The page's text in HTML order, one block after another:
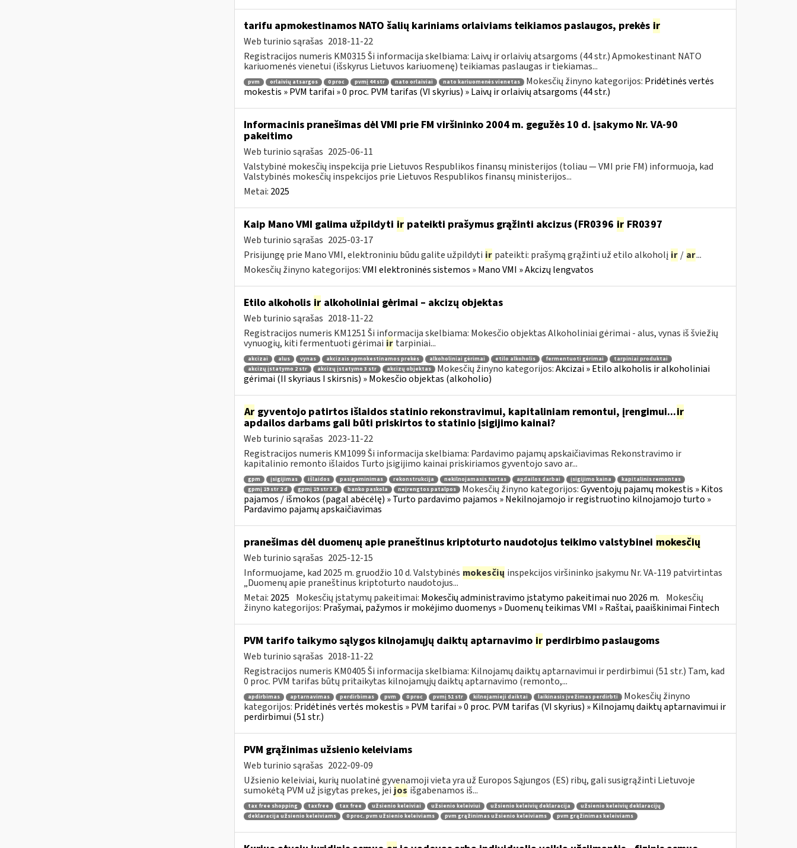
tarifu apmokestinamos NATO šalių kariniams orlaiviams teikiamos paslaugos, prekės ir
Web turinio sąrašas 2018-11-22
Registracijos numeris KM0315 Ši informacija skelbiama: Laivų ir orlaivių atsargoms (44 str.) Apmokestinant NATO
kariuomenės vienetui (išskyrus Lietuvos kariuomenę) teikiamas paslaugas ir tiekiamas...
pvm orlaivių atsargos 0 proc pvmį 44 str nato orlaiviai nato kariuomenės vienetas Mokesčių žinyno kategorijos: Pridėtinės vertės
mokestis » PVM tarifai » 0 proc. PVM tarifas (VI skyrius) » Laivų ir orlaivių atsargoms (44 str.)
Informacinis pranešimas dėl VMI prie FM viršininko 2004 m. gegužės 10 d. įsakymo Nr. VA-90
pakeitimo
Web turinio sąrašas 2025-06-11
Valstybinė mokesčių inspekcija prie Lietuvos Respublikos finansų ministerijos (toliau ― VMI prie FM) informuoja, kad
Valstybinės mokesčių inspekcijos prie Lietuvos Respublikos finansų ministerijos...
Metai: 2025
Kaip Mano VMI galima užpildyti irpateikti prašymus grąžinti akcizus (FR0396 irFR0397
Web turinio sąrašas 2025-03-17
Prisijungę prie Mano VMI, elektroniniu būdu galite užpildyti ir pateikti: prašymą grąžinti už etilo alkoholį ir / ar...
Mokesčių žinyno kategorijos:VMI elektroninės sistemos » Mano VMI » Akcizų lengvatos
Etilo alkoholis iralkoholiniai gėrimai – akcizų objektas
Web turinio sąrašas 2018-11-22
Registracijos numeris KM1251 Ši informacija skelbiama: Mokesčio objektas Alkoholiniai gėrimai - alus, vynas iš šviežių
vynuogių, kiti fermentuoti gėrimai ir tarpiniai...
akcizai alus vynas akcizais apmokestinamos prekės alkoholiniai gėrimai etilo alkoholis fermentuoti gėrimai
tarpiniai produktai
akcizų įstatymo 2 str
akcizų įstatymo 3 str akcizų objektas Mokesčių žinyno kategorijos:Akcizai » Etilo alkoholis ir alkoholiniai
gėrimai (II skyriaus I skirsnis) » Mokesčio objektas (alkoholio)
Argyventojo patirtos išlaidos statinio rekonstravimui, kapitaliniam remontui, įrengimui...ir
apdailos darbams gali būti priskirtos to statinio įsigijimo kainai?
Web turinio sąrašas 2023-11-22
Registracijos numeris KM1099 Ši informacija skelbiama: Pardavimo pajamų apskaičiavimas Rekonstravimo ir
kapitalinio remonto išlaidos Turto įsigijimo kainai priskiriamos gyventojo savo ar...
gpm įsigijimas išlaidos pasigaminimas rekonstrukcija nekilnojamasis turtas apdailos darbai įsigijimo kaina
kapitalinis remontas
gpmį 19 str 2 d
gpmį 19 str 3 d banko paskola neįrengtos patalpos Mokesčių žinyno kategorijos:Gyventojų pajamų mokestis » Kitos
pajamos / išmokos (pagal abėcėlę) » Turto pardavimo pajamos » Nekilnojamojo ir registruotino kilnojamojo turto »
Pardavimo pajamų apskaičiavimas
pranešimas dėl duomenų apie praneštinus kriptoturto naudotojus teikimo valstybinei mokesčių
Web turinio sąrašas 2025-12-15
Informuojame, kad 2025 m. gruodžio 10 d. Valstybinės mokesčių inspekcijos viršininko įsakymu Nr. VA-119 patvirtintas
„Duomenų apie praneštinus kriptoturto naudotojus...
Metai: 2025 Mokesčių įstatymų pakeitimai: Mokesčių administravimo įstatymo pakeitimai nuo 2026 m. Mokesčių
žinyno kategorijos: Prašymai, pažymos ir mokėjimo duomenys » Duomenų teikimas VMI » Raštai, paaiškinimai Fintech
PVM tarifo taikymo sąlygos kilnojamųjų daiktų aptarnavimo irperdirbimo paslaugoms
Web turinio sąrašas 2018-11-22
Registracijos numeris KM0405 Ši informacija skelbiama: Kilnojamų daiktų aptarnavimui ir perdirbimui (51 str.) Tam, kad
0 proc. PVM tarifas būtų pritaikytas kilnojamųjų daiktų aptarnavimo (remonto,...
apdirbimas aptarnavimas perdirbimas pvm 0 proc pvmį 51 str kilnojamieji daiktai laikinasis įvežimas perdirbti
Mokesčių žinyno
kategorijos: Pridėtinės vertės mokestis » PVM tarifai » 0 proc. PVM tarifas (VI skyrius) » Kilnojamų daiktų aptarnavimui ir
perdirbimui (51 str.)
PVM grąžinimas užsienio keleiviams
Web turinio sąrašas 2022-09-09
Užsienio keleiviai, kurių nuolatinė gyvenamoji vieta yra už Europos Sąjungos (ES) ribų, gali susigrąžinti Lietuvoje
sumokėtą PVM už įsigytas prekes, jei jos išgabenamos iš...
tax free shopping taxfree tax free užsienio keleiviai užsienio keleiviui užsienio keleivių deklaracija
užsienio keleivių deklaracijų
deklaracija užsienio keleiviams
0 proc. pvm užsienio keleiviams pvm grąžinimas užsienio keleiviams pvm grąžinimas keleiviams